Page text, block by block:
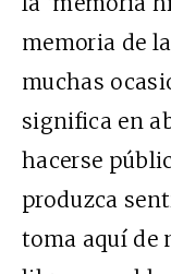
memoria de
muchas
significa en
hacerse
produzca
toma aquí de